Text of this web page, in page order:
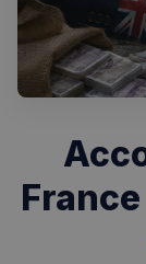
Rechercher